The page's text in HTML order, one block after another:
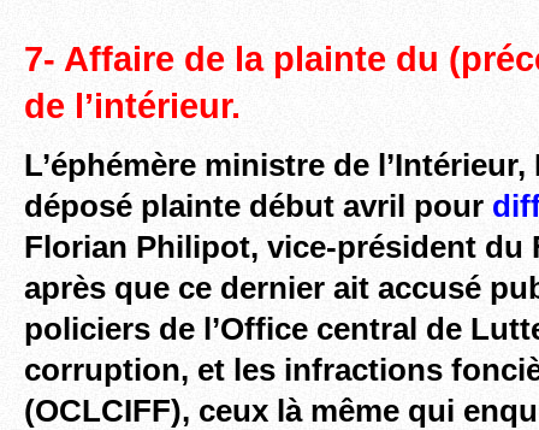
7- Affaire de la plainte du
de l’intérieur.
L’éphémère ministre de
déposé plainte début avril pour
F lorian Philipot, vice-président du
après que ce dernier ait accusé
policiers de l’Office central de
corruption, et les infractions
(OCLCIFF), ceux là même qui